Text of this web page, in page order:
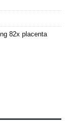
82x placenta